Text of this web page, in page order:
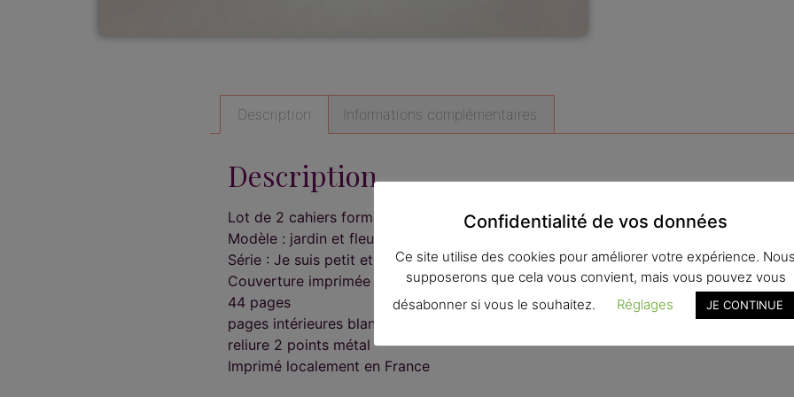
Description Informations complémentaires
Description
Lot de 2 cahiers format A6
Modèle : jardin et fleurs sur fond vert
Série : Je suis petit et pratique. Peut servir à tout d’où son nom
Couverture imprimée recto verso sur papier épais couché mat
44 pages
pages intérieures blanches 90 g
reliure 2 points métal
Imprimé localement en France
Confidentialité de vos données
Ce site utilise des cookies pour améliorer votre expérience.
supposerons que cela vous convient, mais vous pouvez vous
désabonner si vous le souhaitez.
Réglages JE CONTINUE